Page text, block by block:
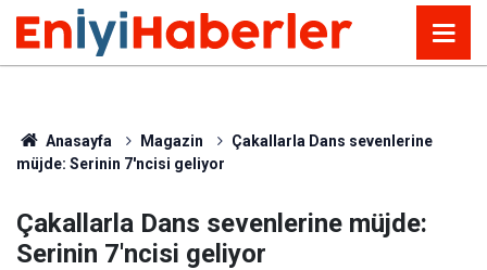
Anasayfa Magazin
Çakallarla Dans sevenlerine
müjde: Serinin 7'ncisi geliyor
Çakallarla Dans sevenlerine müjde:
Serinin 7'ncisi geliyor